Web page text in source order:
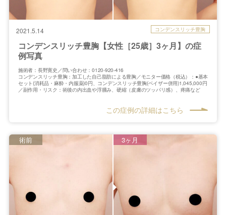
2021.5.14 コンデンスリッチ豊胸
コンデンスリッチ豊胸【女性［25歳］3ヶ月】の症
例写真
施術者：長野寛史／問い合わせ：0120-920-416
コンデンスリッチ豊胸：加工した自己脂肪による豊胸／モニター価格（税込）：●基本
セット(消耗品・麻酔・内服薬)0円、コンデンスリッチ豊胸(ベイザー併用)1,045,000円
／副作用・リスク：術後の内出血や浮腫み、硬縮（皮膚のツッパリ感）、疼痛など
この症例の詳細はこちら
術前 3ヶ月